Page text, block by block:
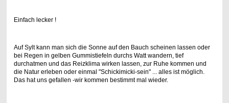
Einfach lecker !
Auf Sylt kann man sich die Sonne auf den Bauch scheinen lassen oder
bei Regen in gelben Gummistiefeln durchs Watt wandern, tief
durchatmen und das Reizklima wirken lassen, zur Ruhe kommen und
die Natur erleben oder einmal "Schickimicki-sein" ... alles ist möglich.
Das hat uns gefallen -wir kommen bestimmt mal wieder.